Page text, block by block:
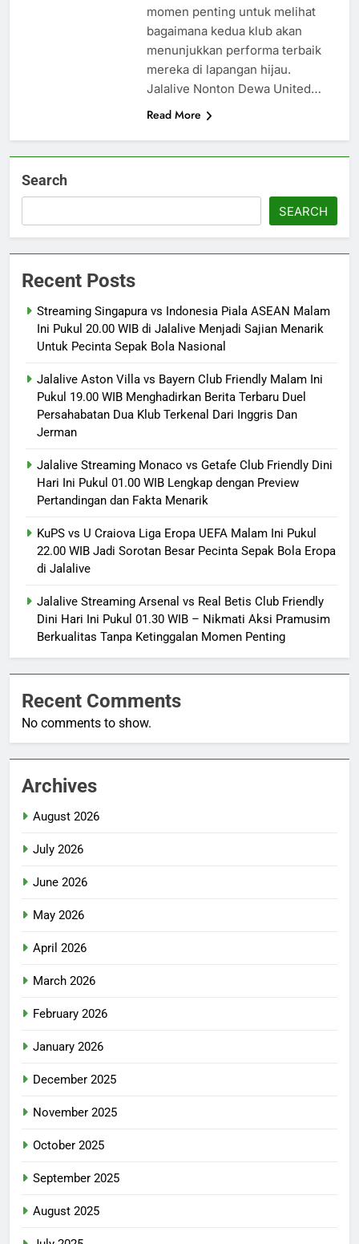
momen penting untuk melihat
bagaimana kedua klub akan
menunjukkan performa terbaik
mereka di lapangan hijau.
Jalalive Nonton Dewa United…
Read More
Search
SEARCH
Recent Posts
Streaming Singapura vs Indonesia Piala ASEAN Malam
Ini Pukul 20.00 WIB di Jalalive Menjadi Sajian Menarik
Untuk Pecinta Sepak Bola Nasional
Jalalive Aston Villa vs Bayern Club Friendly Malam Ini
Pukul 19.00 WIB Menghadirkan Berita Terbaru Duel
Persahabatan Dua Klub Terkenal Dari Inggris Dan
Jerman
Jalalive Streaming Monaco vs Getafe Club Friendly Dini
Hari Ini Pukul 01.00 WIB Lengkap dengan Preview
Pertandingan dan Fakta Menarik
KuPS vs U Craiova Liga Eropa UEFA Malam Ini Pukul
22.00 WIB Jadi Sorotan Besar Pecinta Sepak Bola Eropa
di Jalalive
Jalalive Streaming Arsenal vs Real Betis Club Friendly
Dini Hari Ini Pukul 01.30 WIB – Nikmati Aksi Pramusim
Berkualitas Tanpa Ketinggalan Momen Penting
Recent Comments
No comments to show.
Archives
August 2026
July 2026
June 2026
May 2026
April 2026
March 2026
February 2026
January 2026
December 2025
November 2025
October 2025
September 2025
August 2025